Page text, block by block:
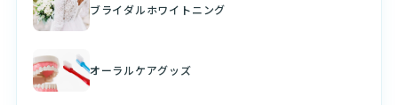
ブライダルホワイトニング
オーラルケアグッズ